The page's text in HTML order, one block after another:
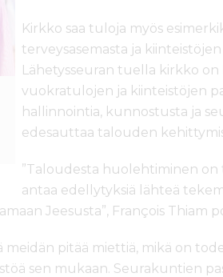
Kirkko saa tuloja myös
terveysasemasta ja
Lähetysseuran tuella kirkko
vuokratulojen ja kiinteistöjen
hallinnointia, kunnostusta ja
edesauttaa talouden
”Taloudesta huolehtiminen on
antaa edellytyksiä lähteä
Jeesusta”, François Thiam
meidän pitää miettiä, mikä on
sen mukaan. Seurakuntien